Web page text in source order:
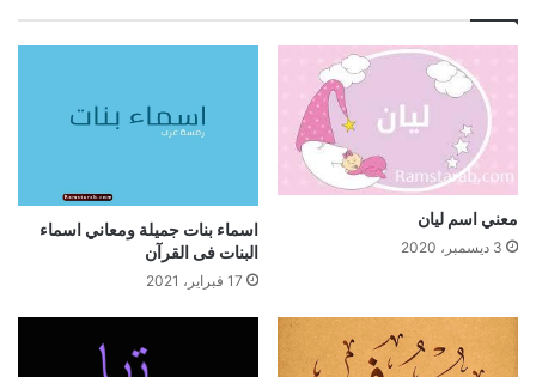
معني اسم ليان
3 ديسمبر، 2020
اسماء بنات جميلة ومعاني اسماء
البنات فى القرآن
17 فبراير، 2021